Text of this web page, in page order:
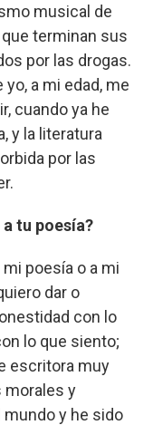
musical de
terminan sus
por las drogas.
a mi edad, me
cuando ya he
y la literatura
por las
tu poesía?
poesía o a mi
dar o
con lo
lo que siento;
escritora muy
morales y
y he sido